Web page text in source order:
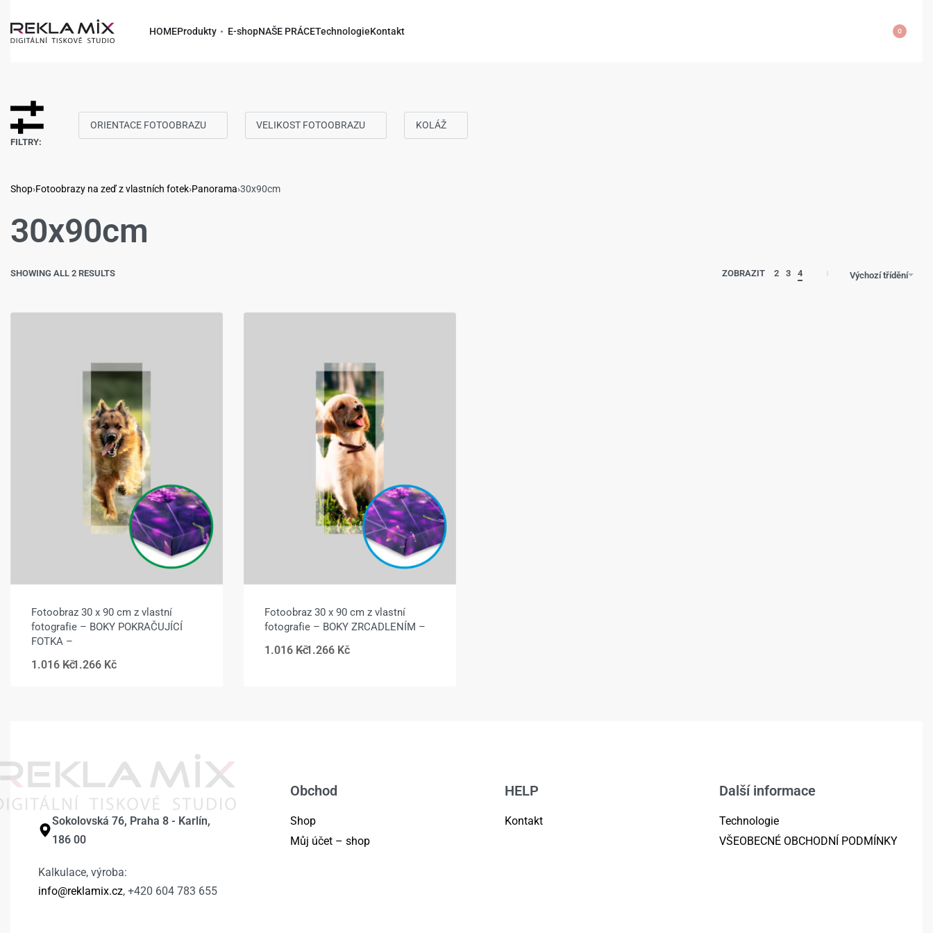
HOMEProdukty E-shopNAŠE PRÁCETechnologieKontakt 0
FILTRY:
ORIENTACE FOTOOBRAZU VELIKOST FOTOOBRAZU KOLÁŽ
Shop›Fotoobrazy na zeď z vlastních fotek›Panorama›30x90cm
30x90cm
SHOWING ALL 2 RESULTS ZOBRAZIT 2 3 4 Výchozí třídění
Fotoobraz 30 x 90 cm z vlastní
fotografie – BOKY POKRAČUJÍCÍ
FOTKA –
1.016 Kč1.266 Kč
Fotoobraz 30 x 90 cm z vlastní
fotografie – BOKY ZRCADLENÍM –
1.016 Kč1.266 Kč
Sokolovská 76, Praha 8 - Karlín,
186 00
Kalkulace, výroba:
info@reklamix.cz, +420 604 783 655
Obchod
Shop
Můj účet – shop
HELP
Kontakt
Další informace
Technologie
VŠEOBECNÉ OBCHODNÍ PODMÍNKY